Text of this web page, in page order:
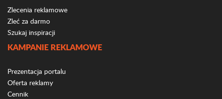
Zlecenia reklamowe
Zleć za darmo
Szukaj inspiracji
KAMPANIE REKLAMOWE
Prezentacja portalu
Oferta reklamy
Cennik